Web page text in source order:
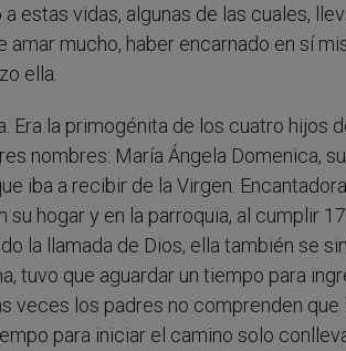
estas vidas, algunas de las cuales,
mucho, haber encarnado en sí
ella.
la primogénita de los cuatro hijos
nombres: María Ángela Domenica,
iba a recibir de la Virgen.
hogar y en la parroquia, al cumplir
la llamada de Dios, ella también se
tuvo que aguardar un tiempo para
veces los padres no comprenden que
para iniciar el camino solo